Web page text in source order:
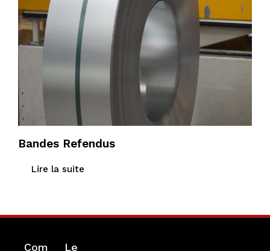
Bandes Refendus
Lire la suite
Com
Le